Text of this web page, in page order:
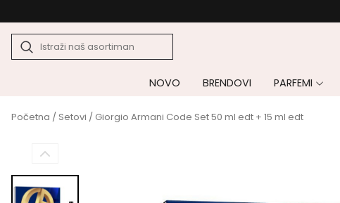
NOVO BRENDOVI PARFEMI
Početna / Setovi / Giorgio Armani Code Set 50 ml edt + 15 ml edt